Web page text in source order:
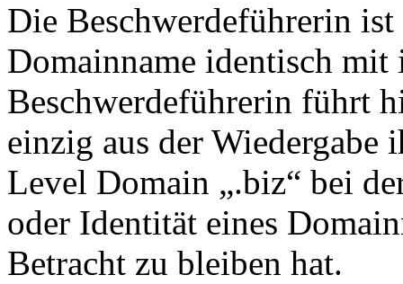
Die Beschwerdeführerin
Domainname identisch
Beschwerdeführerin führt
einzig aus der Wiedergabe
Level Domain „.biz“ bei
oder Identität eines
Betracht zu bleiben hat.